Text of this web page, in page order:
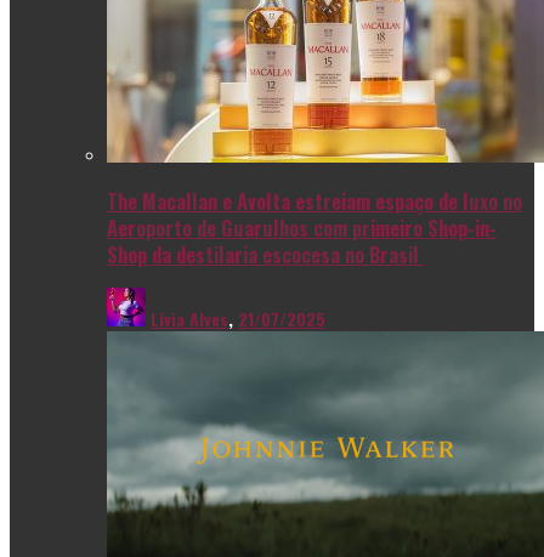
The Macallan e Avolta estreiam espaço de luxo no
Aeroporto de Guarulhos com primeiro Shop-in-
Shop da destilaria escocesa no Brasil
Livia Alves, 21/07/2025